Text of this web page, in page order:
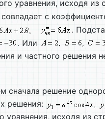
уравнения, исходя из
с
.
. Или
и частного решения
сначала решение
решения:
исходя из